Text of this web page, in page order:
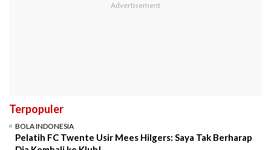
Terpopuler
BOLA INDONESIA
Pelatih FC Twente Usir Mees Hilgers: Saya Tak Berharap